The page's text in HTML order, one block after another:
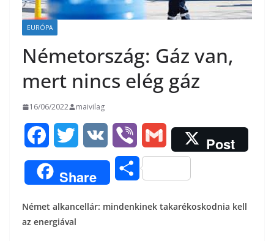
EURÓPA
Németország: Gáz van,
mert nincs elég gáz
16/06/2022 maivilag
a
c
e
w
i
t
K
i
b
e
m
a
i
Post
Share
O
Német alkancellár: mindenkinek takarékoskodnia kell
az energiával